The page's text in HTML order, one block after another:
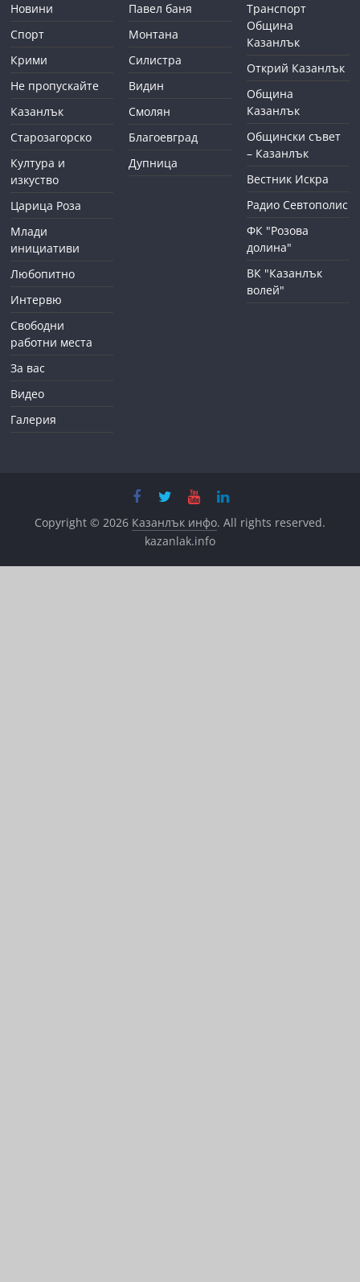
Новини
Спорт
Крими
Не пропускайте
Казанлък
Старозагорско
Култура и
изкуство
Царица Роза
Млади
инициативи
Любопитно
Интервю
Свободни
работни места
За вас
Видео
Галерия
Павел баня
Монтана
Силистра
Видин
Смолян
Благоевград
Дупница
Транспорт
Община
Казанлък
Открий Казанлък
Община
Казанлък
Общински съвет
– Казанлък
Вестник Искра
Радио Севтополис
ФК "Розова
долина"
ВК "Казанлък
волей"
Copyright © 2026 Казанлък инфо. All rights reserved.
kazanlak.info